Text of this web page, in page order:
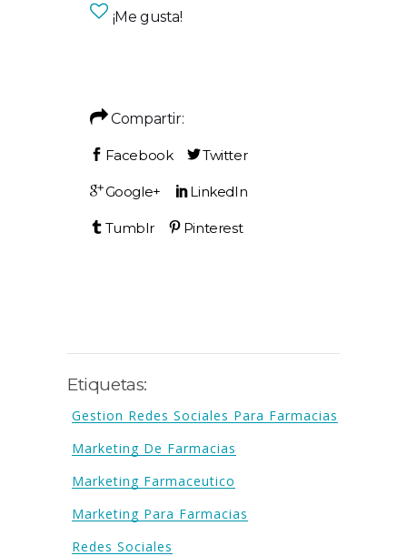
¡Me gusta!
Compartir:
Etiquetas:
Gestion Redes Sociales Para Farmacias
Marketing De Farmacias
Marketing Farmaceutico
Marketing Para Farmacias
Redes Sociales